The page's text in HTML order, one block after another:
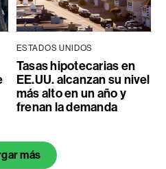
ESTADOS UNIDOS
Tasas hipotecarias en
EE.UU. alcanzan su nivel
más alto en un año y
frenan la demanda
más